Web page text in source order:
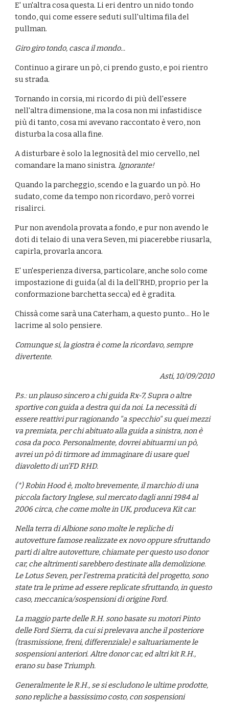
E' un'altra cosa questa. Li eri dentro un nido tondo
tondo, qui come essere seduti sull'ultima fila del
pullman.
Giro giro tondo, casca il mondo...
Continuo a girare un pò, ci prendo gusto, e poi rientro
su strada.
Tornando in corsia, mi ricordo di più dell'essere
nell'altra dimensione, ma la cosa non mi infastidisce
più di tanto, cosa mi avevano raccontato è vero, non
disturba la cosa alla fine.
A disturbare è solo la legnosità del mio cervello, nel
comandare la mano sinistra. Ignorante!
Quando la parcheggio, scendo e la guardo un pò. Ho
sudato, come da tempo non ricordavo, però vorrei
risalirci.
Pur non avendola provata a fondo, e pur non avendo le
doti di telaio di una vera Seven, mi piacerebbe riusarla,
capirla, provarla ancora.
E' un'esperienza diversa, particolare, anche solo come
impostazione di guida (al di la dell'RHD, proprio per la
conformazione barchetta secca) ed è gradita.
Chissà come sarà una Caterham, a questo punto... Ho le
lacrime al solo pensiere.
Comunque si, la giostra è come la ricordavo, sempre
divertente.
Asti, 10/09/2010
P.s.: un plauso sincero a chi guida Rx-7, Supra o altre
sportive con guida a destra qui da noi. La necessità di
essere reattivi pur ragionando "a specchio" su quei mezzi
va premiata, per chi abituato alla guida a sinistra, non è
cosa da poco. Personalmente, dovrei abituarmi un pò,
avrei un pò di tirmore ad immaginare di usare quel
diavoletto di un'FD RHD.
(*) Robin Hood è, molto brevemente, il marchio di una
piccola factory Inglese, sul mercato dagli anni 1984 al
2006 circa, che come molte in UK, produceva Kit car.
Nella terra di Albione sono molte le repliche di
autovetture famose realizzate ex novo oppure sfruttando
parti di altre autovetture, chiamate per questo uso donor
car, che altrimenti sarebbero destinate alla demolizione.
Le Lotus Seven, per l'estrema praticità del progetto, sono
state tra le prime ad essere replicate sfruttando, in questo
caso, meccanica/sospensioni di origine Ford.
La maggio parte delle R.H. sono basate su motori Pinto
delle Ford Sierra, da cui si prelevava anche il posteriore
(trasmissione, freni, differenziale) e saltuariamente le
sospensioni anteriori. Altre donor car, ed altri kit R.H.,
erano su base Triumph.
Generalmente le R.H., se si escludono le ultime prodotte,
sono repliche a bassissimo costo, con sospensioni